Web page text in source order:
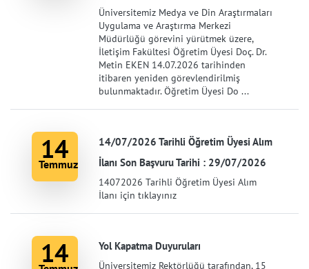
Üniversitemiz Medya ve Din Araştırmaları
Uygulama ve Araştırma Merkezi
Müdürlüğü görevini yürütmek üzere,
İletişim Fakültesi Öğretim Üyesi Doç. Dr.
Metin EKEN 14.07.2026 tarihinden
itibaren yeniden görevlendirilmiş
bulunmaktadır. Öğretim Üyesi Do ...
14
Temmuz
14/07/2026 Tarihli Öğretim Üyesi Alım
İlanı Son Başvuru Tarihi : 29/07/2026
14072026 Tarihli Öğretim Üyesi Alım
İlanı için tıklayınız
14 Yol Kapatma Duyuruları
Üniversitemiz Rektörlüğü tarafından, 15